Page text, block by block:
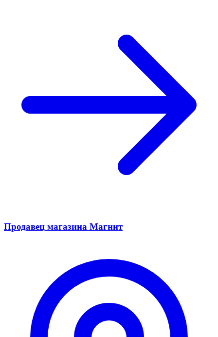
Продавец магазина Магнит